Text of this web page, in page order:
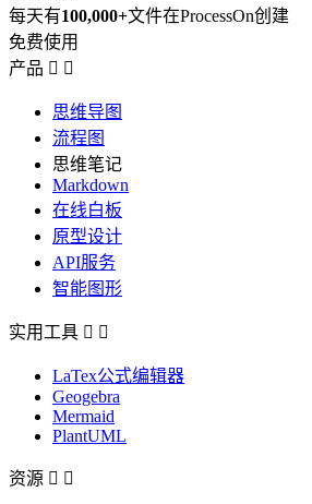
每天有100,000+文件在ProcessOn创建
免费使用
产品  
思维导图
流程图
思维笔记
Markdown
在线白板
原型设计
API服务
智能图形
实用工具  
LaTex公式编辑器
Geogebra
Mermaid
PlantUML
资源  